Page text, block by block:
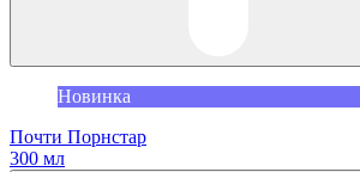
Новинка
Почти Порнстар
300 мл